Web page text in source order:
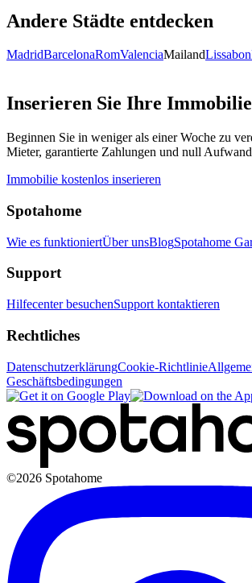
Andere Städte entdecken
MadridBarcelonaRomValenciaMailandLissabon
Inserieren Sie Ihre
Beginnen Sie in weniger als einer Woche zu
Mieter, garantierte Zahlungen und null
Immobilie kostenlos inserieren
Spotahome
Wie es funktioniertÜber unsBlogSpotahome
Support
Hilfecenter besuchenSupport kontaktieren
Rechtliches
DatenschutzerklärungCookie-Richtlinie
Geschäftsbedingungen
©2026 Spotahome